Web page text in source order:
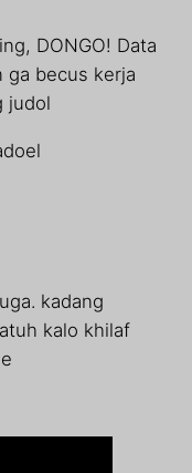
DONGO! Data
ga becus kerja
judol
kadang
kalo khilaf